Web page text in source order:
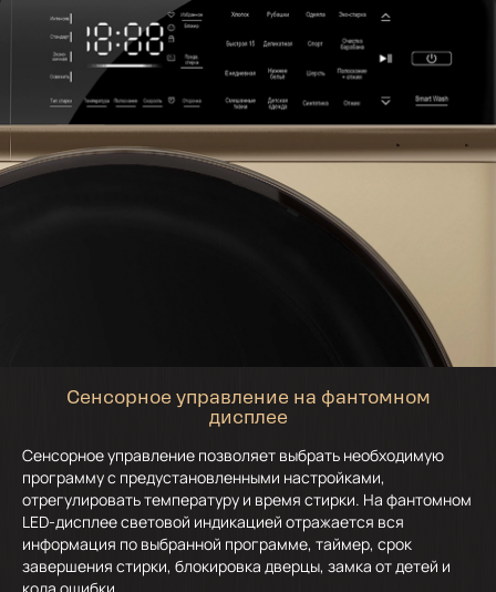
Сенсорное управление на фантомном
дисплее
Сенсорное управление позволяет выбрать необходимую
программу с предустановленными настройками,
отрегулировать температуру и время стирки. На фантомном
LED-дисплее световой индикацией отражается вся
информация по выбранной программе, таймер, срок
завершения стирки, блокировка дверцы, замка от детей и